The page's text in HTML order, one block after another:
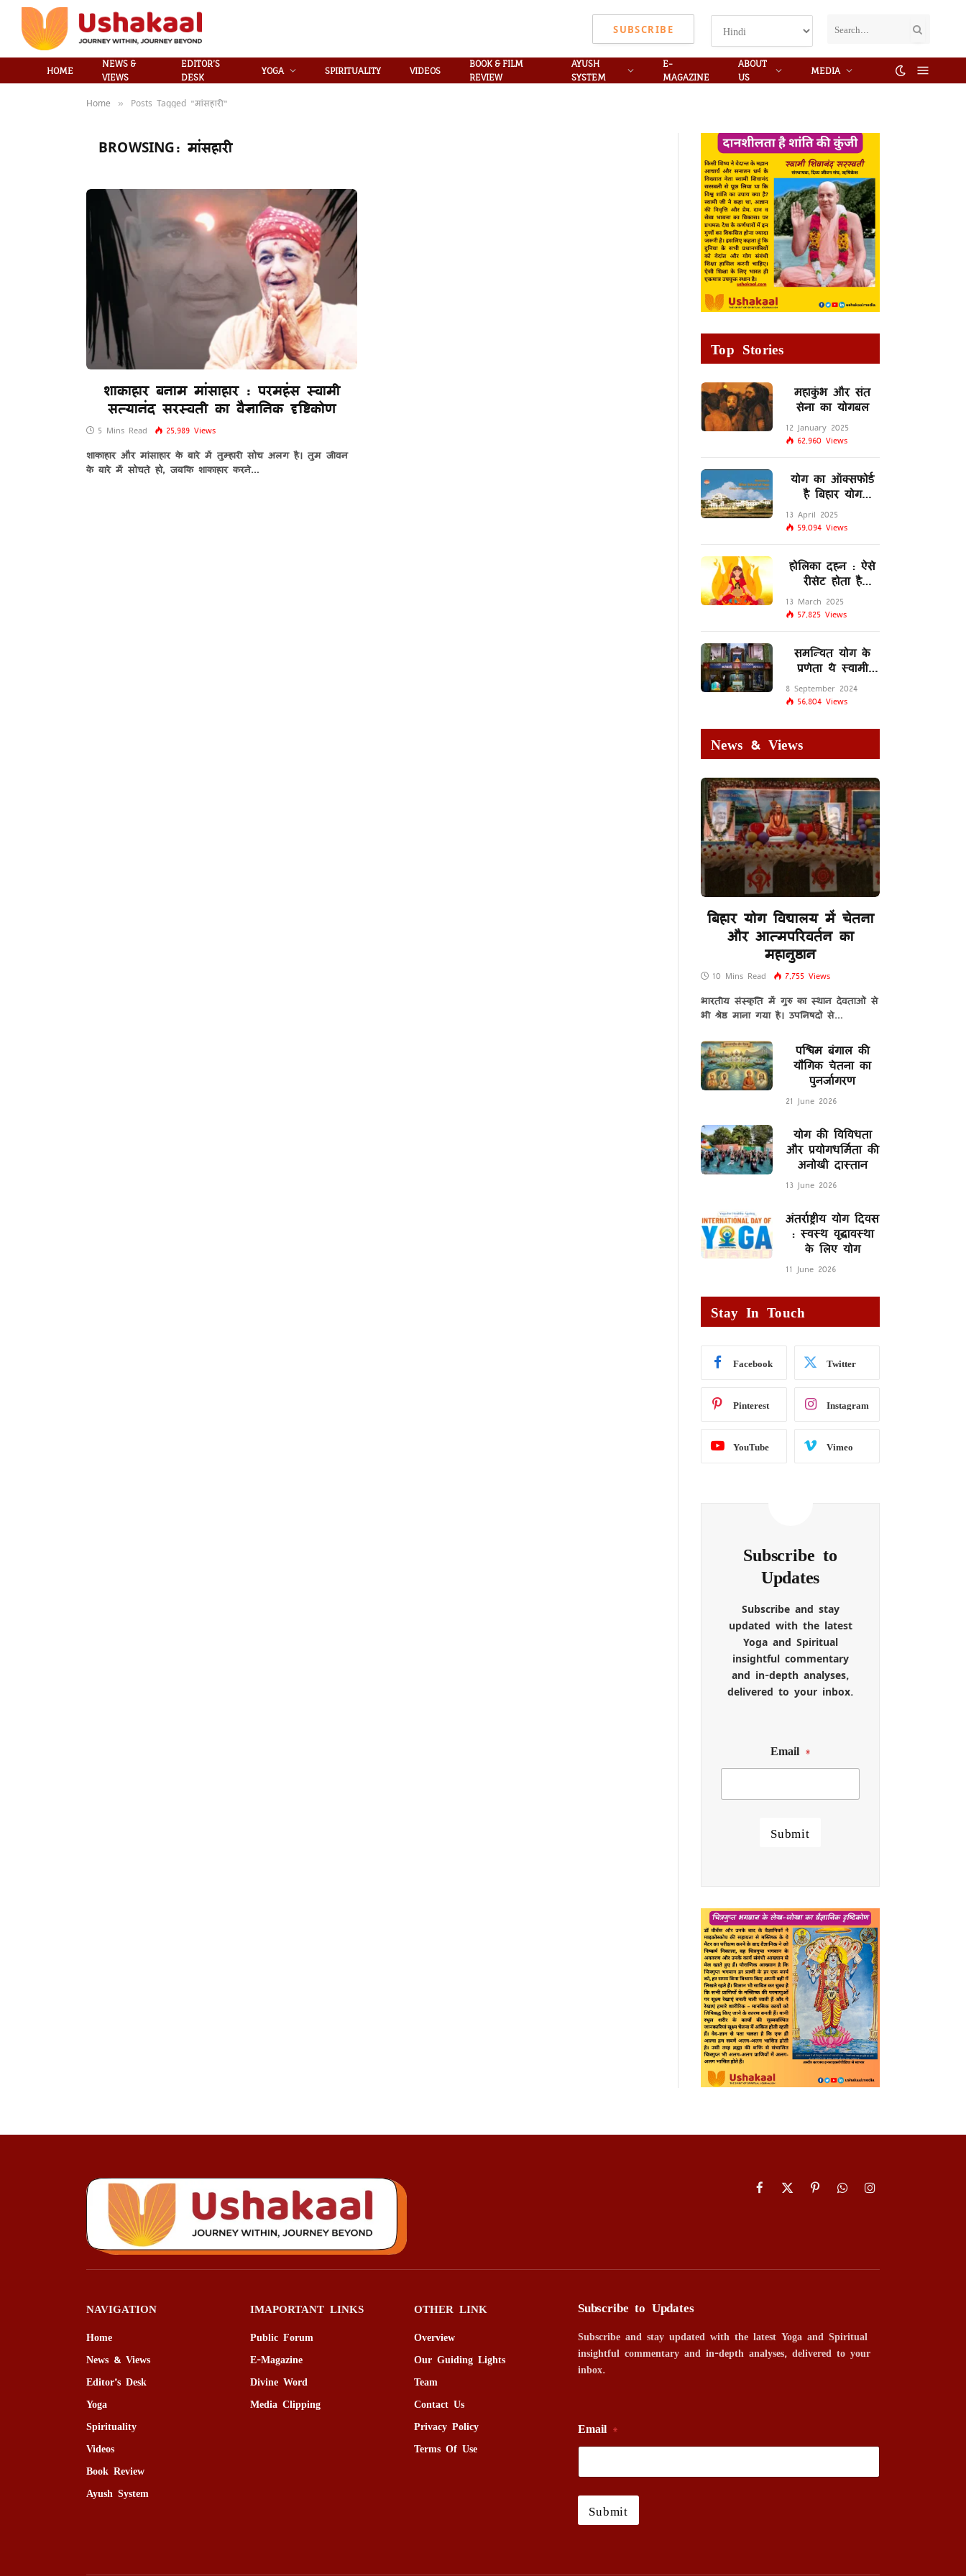
SUBSCRIBE
HOME
NEWS &
VIEWS
EDITOR’S
DESK
YOGA SPIRITUALITY VIDEOS
BOOK & FILM
REVIEW
AYUSH
SYSTEM
E-
MAGAZINE
ABOUT
US
MEDIA
Home » Posts Tagged "मांसहारी"
BROWSING: मांसहारी
शाकाहार बनाम मांसाहार : परमहंस स्वामी
सत्यानंद सरस्वती का वैज्ञानिक दृष्टिकोण
5 Mins Read 25,989 Views
शाकाहार और मांसाहार के बारे में तुम्हारी सोच अलग है। तुम जीवन
के बारे में सोचते हो, जबकि शाकाहार करने…
Top Stories
महाकुंभ और संत
सेना का योगबल
12 January 2025
62,960 Views
योग का ऑक्सफोर्ड
है बिहार योग
विद्यालय
13 April 2025
59,094 Views
होलिका दहन : ऐसे
रीसेट होता है
मस्तिष्क का
लिम्बिक सिस्टम
13 March 2025
57,825 Views
समन्वित योग के
प्रणेता थे स्वामी
शिवानंद सरस्वती
8 September 2024
56,804 Views
News & Views
बिहार योग विद्यालय में चेतना
और आत्मपरिवर्तन का
महानुष्ठान
10 Mins Read 7,755 Views
भारतीय संस्कृति में गुरु का स्थान देवताओं से
भी श्रेष्ठ माना गया है। उपनिषदों से…
पश्चिम बंगाल की
यौगिक चेतना का
पुनर्जागरण
21 June 2026
योग की विविधता
और प्रयोगधर्मिता की
अनोखी दास्तान
13 June 2026
अंतर्राष्ट्रीय योग दिवस
: स्वस्थ वृद्धावस्था
के लिए योग
11 June 2026
Stay In Touch
Facebook Twitter
Pinterest Instagram
YouTube Vimeo
Subscribe to
Updates
Subscribe and stay
updated with the latest
Yoga and Spiritual
insightful commentary
and in-depth analyses,
delivered to your inbox.
Email *
Submit
Facebook
X
PinterestWhatsAppInstagram
NAVIGATION
Home
News & Views
Editor’s Desk
Yoga
Spirituality
Videos
Book Review
Ayush System
IMAPORTANT LINKS
Public Forum
E-Magazine
Divine Word
Media Clipping
OTHER LINK
Overview
Our Guiding Lights
Team
Contact Us
Privacy Policy
Terms Of Use
Subscribe to Updates
Subscribe and stay updated with the latest Yoga and Spiritual
insightful commentary and in-depth analyses, delivered to your
inbox.
Email *
Submit